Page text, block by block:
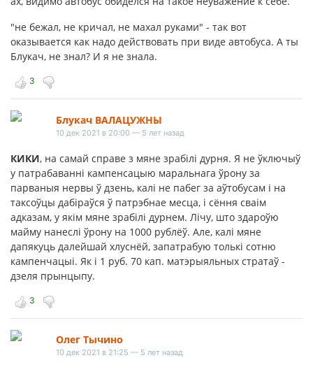
"не бежал, не кричал, не махал руками" - так вот
оказывается как надо действовать при виде автобуса. А ты
Блукач, не знал? И я не знала.
3
Блукач ВАЛАЦУЖНЫ
10 дек 2021 в 20:00 — 5 лет назад
КИКИ, на самай справе з мяне зрабілі дурня. Я не ўключыў
у патрабаванні кампенсацыю маральнага ўрону за
парваныя нервы ў дзень, калі не пабег за аўтобусам і на
таксоўцы дабіраўся ў патрэбнае месца, і сёння сваім
адказам, у якім мяне зрабілі дурнем. Лічу, што здароўю
майму нанеслі ўрону на 1000 рублёў. Але, калі мяне
дапякуць далейшай хлуснёй, запатрабую толькі сотню
кампенчацыі. Як і 1 руб. 70 кап. матэрыяльных стратаў -
дзеля прынцыпу.
3
Олег Тычино
10 дек 2021 в 21:25 — 5 лет назад